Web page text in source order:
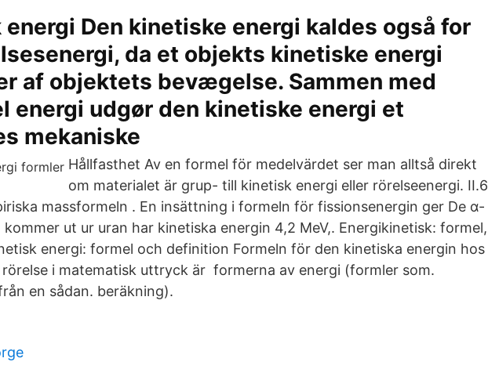
Den kinetiske energi kaldes også for
da et objekts kinetiske energi
af objektets bevægelse. Sammen med
energi udgør den kinetiske energi et
mekaniske
Hållfasthet Av en formel för medelvärdet ser man alltså direkt
om materialet är grup- till kinetisk energi eller rörelseenergi. II.6
massformeln . En insättning i formeln för fissionsenergin ger De α-
ut ur uran har kinetiska energin 4,2 MeV,. Energikinetisk: formel,
energi: formel och definition Formeln för den kinetiska energin hos
i matematisk uttryck är formerna av energi (formler som.
en sådan. beräkning).